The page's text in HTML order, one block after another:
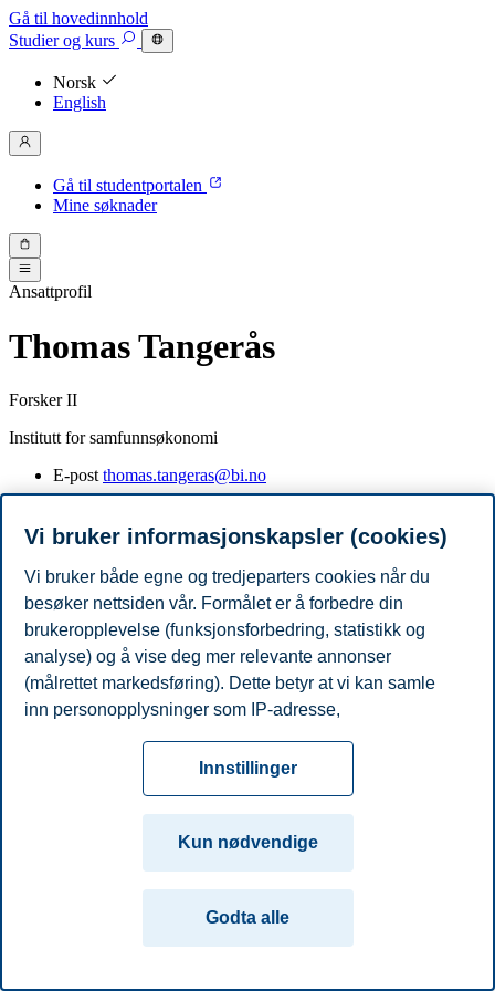
Gå til hovedinnhold
Studierog kurs
Norsk
English
Gå til studentportalen
Mine søknader
Ansattprofil
Thomas Tangerås
Forsker II
Institutt for samfunnsøkonomi
E-post thomas.tangeras@bi.no
Personvern Cookies Tilgjengelighetserklæring Disclaimer
Campus:
OsloBergenTrondheimStavanger
© 2026 Handelshøyskolen BI
Vi bruker informasjonskapsler (cookies)
Vi bruker både egne og tredjeparters cookies når du
besøker nettsiden vår. Formålet er å forbedre din
brukeropplevelse (funksjonsforbedring, statistikk og
analyse) og å vise deg mer relevante annonser
(målrettet markedsføring). Dette betyr at vi kan samle
inn personopplysninger som IP-adresse,
cookies som er nødvendige for at nettsiden skal
fungere, kan du enten godta alle eller tilpasse ditt
samtykke ved å endre innstillinger.
Les mer om våre informasjonskapsler, hvilke
opplysninger vi samler inn og formålene i innstillinger
for informasjonskapsler. Du kan når som helst endre
eller trekke tilbake ditt samtykke i innstillingene ved å
Innstillinger
Kun nødvendige
Godta alle